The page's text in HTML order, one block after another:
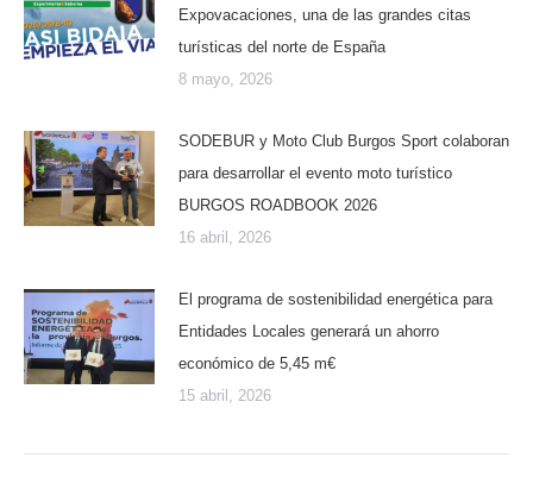
Expovacaciones, una de las grandes citas
turísticas del norte de España
8 mayo, 2026
SODEBUR y Moto Club Burgos Sport colaboran
para desarrollar el evento moto turístico
BURGOS ROADBOOK 2026
16 abril, 2026
El programa de sostenibilidad energética para
Entidades Locales generará un ahorro
económico de 5,45 m€
15 abril, 2026